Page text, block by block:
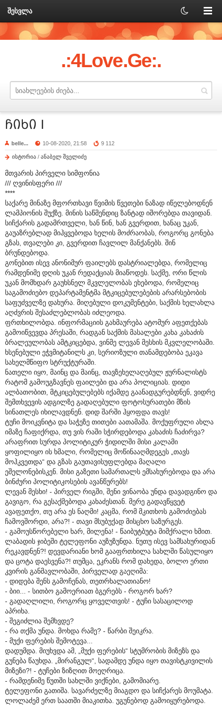
შესვლა
.:4Love.Ge:.
ჩიხი I
belle... 10-08-2020, 21:58 9 112
ისტორია / ანაბელ შველიძე
მთვარის პირველი სიმფონია
/// ღვინისფერი ///
****
საქარე მინაზე მფორთხავი წვიმის წვეთები ნაზად იწელებოდნენ
ლამპიონის შუქზე. მინის საწმენდიც ზანტად იშორებდა თავიდან.
სიჩქარის გადამრთველი, ხან წინ, ხან გვერდით, ხანაც უკან,
გაუაზრებლად მიჰყვებოდა ხელის მოძრაობას, როგორც გონება
გზას, თვალები კი, გვერდით ჩავლილ მანქანებს. შინ
ბრუნდებოდა.
გონებით ისევ ანონიმურ ფაილებს დასტრიალებდა, რომელიც
რამდენიმე დღის უკან რედაქციას მიაწოდეს. საქმე, ორი წლის
უკან მომხდარ გაუხსნელ მკვლელობას ეხებოდა, რომელიც
საგამოძიებო დეპარტამენტმა მტკიცებულებების არარსებობის
საფუძველზე დახურა. მიღებული დოკუმენტები, საქმის ხელახლა
აღძვრის შესაძლებლობას იძლეოდა.
ფრთხილობდა. ინფორმაციის გახმაურება ატომურ აფეთქებას
გამოიწვევდა პრესაში, რადგან საქმის მასალები კახა კახაძის
ბრალეულობას ამტკიცებდა, ვინმე ლევან მესხის მკვლელობაში.
ხსენებული ეჭვმიტანილს კი, სერიოზული თანამდებობა ეკავა
სახელმწიფო სტრუქტურაში.
ნათელი იყო, მაინც და მაინც, თავზეხელაღებულ ჟურნალისტს
რატომ გამოუგზავნეს ფაილები და არა პოლიციას. დიდი
ალბათობით, მტკიცებულებებს იქამდე გაანადგურებდნენ, ვიდრე
შემთხვევის ადგილზე გადაღებული ფოტოსურათები მზის
სინათლეს იხილავდნენ. დიდ შარში ჰყოფდა თავს!
ტუჩი მოიკვნიტა და საჭეზე თითები აათამაშა. მოქუფრული ახლა
იმაზე ჩაფიქრდა, თუ ვის რაში სჭირდებოდა კახაძის ჩაძირვა?
არაფრით სურდა პოლიტიკურ ჭიდილში მისი კალამი
ყოფილიყო ის ხმალი, რომელიც მოწინააღმდეგეს „თავს
მოჰკვეთდა“ და გზას გაუთავისუფლებდა მაღალი
ეშელონებისკენ. მისი გაზეთი სამართალს ემსახურებოდა და არა
ბინძური პოლიტიკოსების ავანწურებს!
ლევან მესხი! - პირველ რიგში, შენი ვინაობა უნდა დავადგინო და
გავიგო, რა გესაქმებოდა კახაძესთან. მერე გადავწყვეტ
ავაფეთქო, თუ არა ეს ნაღმი! კაცმა, რომ მკითხოს გამოძიებას
ჩამოვშორდი, არა?! - თავი მსუბუქად მისცხო საზურგეს.
- გამოუსწორებელი ხარ, მილენა! - წაიბუტბუტა მიმქრალი ხმით.
ლაბადის ჯიბეში ტელეფონი აუზუზუნდა. ნუთუ ისევ სამსახურიდან
რეკავდნენ?! დევდარიანი ხომ გააფრთხილა სახლში წასულიყო
და ცოტა დაესვენა?! თუმცა, ეკრანს რომ დახედა, ბოლო ერთი
კვირის განმავლობაში, პირველად გაეღიმა:
- დიდება შენს გამოჩენას, თეთრხალათიანო!
- ბიი... - სითბო გამოერიათ ბგერებს - როგორ ხარ?
- გადაღლილი, როგორც ყოველთვის! - ტუჩი სასაცილოდ
აპრიხა.
- შეგიძლია შემხვდე?
- რა თქმა უნდა. მოხდა რამე? - წარბი შეიკრა.
- მუქი ფერების შემოტევა...
დადუმდა. მიუხვდა ამ, „მუქი ფერების“ სტუმრობის მიზეზს და
გუნება წაუხდა. „მირანგულ“, სადამდე უნდა იყო თავისტკივილის
მიზეზი?! - ტუჩები ზიზღით მოეღრიცა.
- რამდენიმე წუთში სახლში ვიქნები, გამომიარე.
ტელეფონი გათიშა. სავარძელზე მიაგდო და სიჩქარეს მოუმატა.
ლოლაძემ ერთ საათში მიაკითხა. უგუნებოდ გამოიყურებოდა.